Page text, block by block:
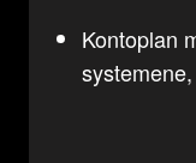
Kontoplan